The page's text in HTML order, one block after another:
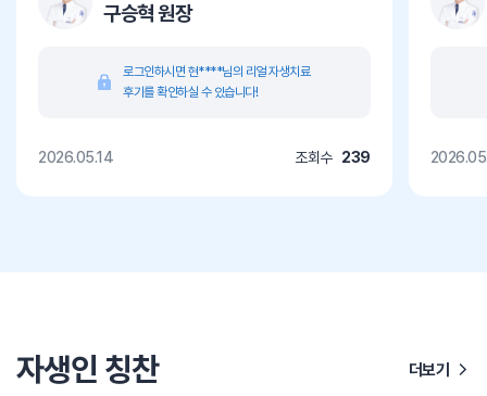
구승혁 원장
로그인하시면 현****님의 리얼 자생치료
후기를 확인하실 수 있습니다!
2026.05.14 조회수 239
자생인 칭찬 더보기